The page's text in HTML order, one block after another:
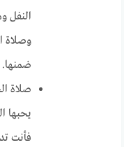
النفل
وصلاة
ضمنها.
صلاة
يحبها
فأنت